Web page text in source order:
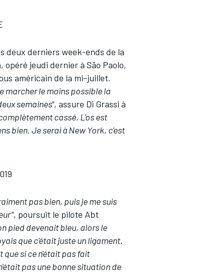
deux derniers week-ends de la
opéré jeudi dernier à São Paolo,
américain de la mi-juillet.
marcher le moins possible la
semaines", assure Di Grassi à
cassé. L'os est
bien. Je serai à New York, c'est
pas bien, puis je me suis
, poursuit le pilote Abt
pied devenait bleu, alors le
que c'était juste un ligament.
que si ce n'était pas fait
pas une bonne situation de